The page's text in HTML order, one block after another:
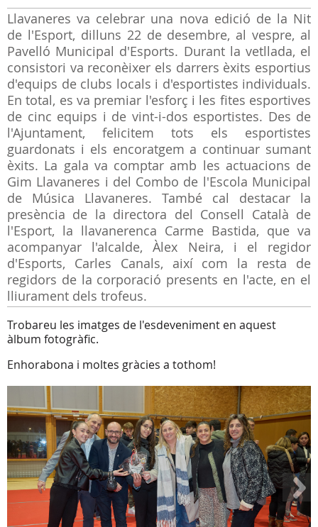
Llavaneres va celebrar una nova edició de la Nit
de l'Esport, dilluns 22 de desembre, al vespre, al
Pavelló Municipal d'Esports. Durant la vetllada, el
consistori va reconèixer els darrers èxits esportius
d'equips de clubs locals i d'esportistes individuals.
En total, es va premiar l'esforç i les fites esportives
de cinc equips i de vint-i-dos esportistes. Des de
l'Ajuntament, felicitem tots els esportistes
guardonats i els encoratgem a continuar sumant
èxits. La gala va comptar amb les actuacions de
Gim Llavaneres i del Combo de l'Escola Municipal
de Música Llavaneres. També cal destacar la
presència de la directora del Consell Català de
l'Esport, la llavanerenca Carme Bastida, que va
acompanyar l'alcalde, Àlex Neira, i el regidor
d'Esports, Carles Canals, així com la resta de
regidors de la corporació presents en l'acte, en el
lliurament dels trofeus.
Trobareu les imatges de l'esdeveniment en aquest
àlbum fotogràfic.
Enhorabona i moltes gràcies a tothom!